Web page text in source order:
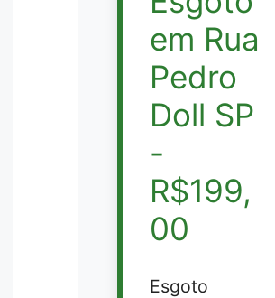
em Rua
Pedro
Doll SP
-
R$199,
00
Esgoto